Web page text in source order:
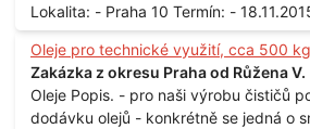
Lokalita: - Praha 10 Termín: -
Oleje pro technické využití, cca 500 kg
Zakázka z okresu Praha od Růžena V.
Oleje Popis. - pro naši výrobu čističů poptáváme
dodávku olejů - konkrétně se jedná o